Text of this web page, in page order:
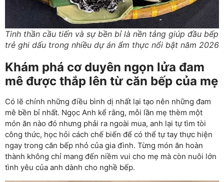
Tinh thần cầu tiến và sự bền bỉ là nền tảng giúp đầu bếp
trẻ ghi dấu trong nhiều dự án ẩm thực nổi bật năm 2026
Khám phá cơ duyên ngọn lửa đam
mê được thắp lên từ căn bếp của mẹ
Có lẽ chính những điều bình dị nhất lại tạo nên những đam
mê bền bỉ nhất. Ngọc Anh kể rằng, mỗi lần mẹ thèm một
món ăn nào đó nhưng phải ra ngoài mua, anh lại tự tìm tòi
công thức, học hỏi cách chế biến để có thể tự tay thực hiện
ngay trong căn bếp nhỏ của gia đình. Từng món ăn hoàn
thành không chỉ mang đến niềm vui cho mẹ mà còn nuôi lớn
tình yêu của anh dành cho nghề bếp.